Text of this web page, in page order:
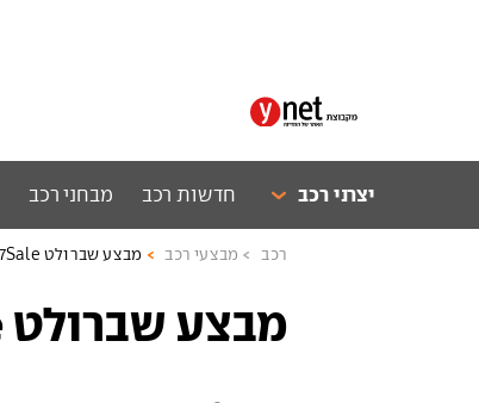
יצרני רכב חדשות רכב מבחני רכב
רכב מבצעי רכב מבצע שברולט 7Sale השנתי חוזר
מבצע שברולט 7Sale השנתי חוזר